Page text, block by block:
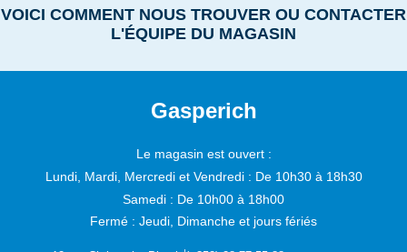
VOICI COMMENT NOUS TROUVER OU CONTACTER
L'ÉQUIPE DU MAGASIN
Gasperich
Le magasin est ouvert :
Lundi, Mardi, Mercredi et Vendredi : De 10h30 à 18h30
Samedi : De 10h00 à 18h00
Fermé : Jeudi, Dimanche et jours fériés